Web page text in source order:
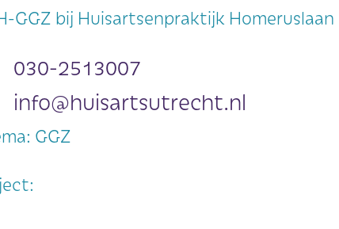
GGZ bij Huisartsenpraktijk Homeruslaan
030-2513007
info@huisartsutrecht.nl
GGZ